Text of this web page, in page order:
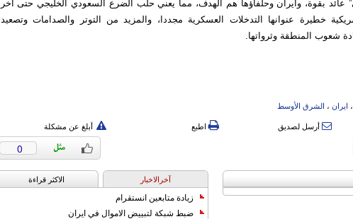
عائد بقوة، وايران وحلفاؤها هم الهدف، مما يعني حلب الضرع السعودي الخليجي حتى آخر
خطيرة عنوانها التدخلات العسكرية مجددا، والمزيد من التوتر والصدامات وتصعيد
شعوب المنطقة وثرواتها.
ایران، الشرق الأوسط
أرسل لصديق اطبع أبلغ عن مشكلة
0
آخرالاخبار الاکثر قراءة
زيادة متابعين انستقرام
ضبط شبكة لتبييض الاموال في ايران